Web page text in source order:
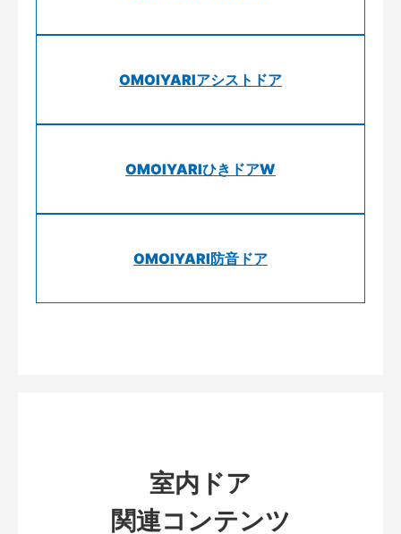
OMOIYARIアシストドア
OMOIYARIひきドアW
OMOIYARI防音ドア
室内ドア
関連コンテンツ